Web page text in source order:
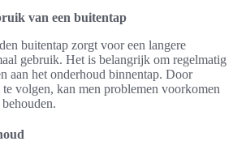
van een buitentap
buitentap zorgt voor een langere
gebruik. Het is belangrijk om regelmatig
aan het onderhoud binnentap. Door
te volgen, kan men problemen voorkomen